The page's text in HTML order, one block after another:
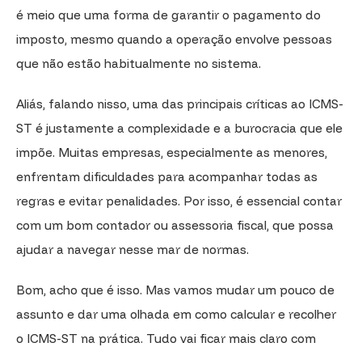
é meio que uma forma de garantir o pagamento do
imposto, mesmo quando a operação envolve pessoas
que não estão habitualmente no sistema.
Aliás, falando nisso, uma das principais críticas ao ICMS-
ST é justamente a complexidade e a burocracia que ele
impõe. Muitas empresas, especialmente as menores,
enfrentam dificuldades para acompanhar todas as
regras e evitar penalidades. Por isso, é essencial contar
com um bom contador ou assessoria fiscal, que possa
ajudar a navegar nesse mar de normas.
Bom, acho que é isso. Mas vamos mudar um pouco de
assunto e dar uma olhada em como calcular e recolher
o ICMS-ST na prática. Tudo vai ficar mais claro com